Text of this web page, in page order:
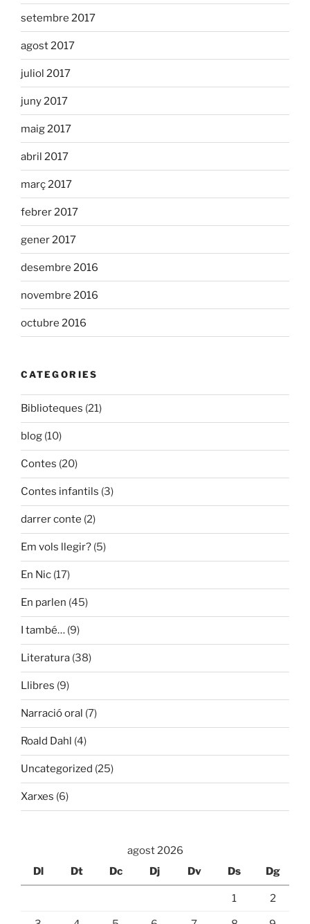
setembre 2017
agost 2017
juliol 2017
juny 2017
maig 2017
abril 2017
març 2017
febrer 2017
gener 2017
desembre 2016
novembre 2016
octubre 2016
CATEGORIES
Biblioteques (21)
blog (10)
Contes (20)
Contes infantils (3)
darrer conte (2)
Em vols llegir? (5)
En Nic (17)
En parlen (45)
I també… (9)
Literatura (38)
Llibres (9)
Narració oral (7)
Roald Dahl (4)
Uncategorized (25)
Xarxes (6)
agost 2026
Dl
Dt Dc Dj Dv Ds Dg
1 2